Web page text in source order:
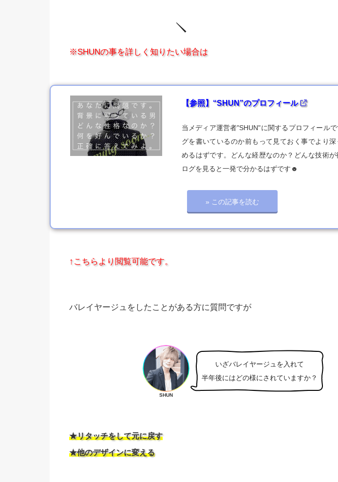
※SHUNの事を詳しく知りたい場合は
【参照】“SHUN”のプロフィール
当メディア運営者"SHUN"に関するプロフィール
グを書いているのか前もって見ておく事でより
めるはずです。どんな経歴なのか？どんな技術
ログを見ると一発で分かるはずです☻
» この記事を読む
↑こちらより閲覧可能です。
バレイヤージュをしたことがある方に質問ですが
SHUN
いざバレイヤージュを入れて
半年後にはどの様にされていますか？
★リタッチをして元に戻す
★他のデザインに変える